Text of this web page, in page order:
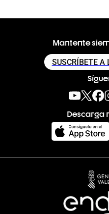
Mantente
SUSCRÍBETE A
Descarga